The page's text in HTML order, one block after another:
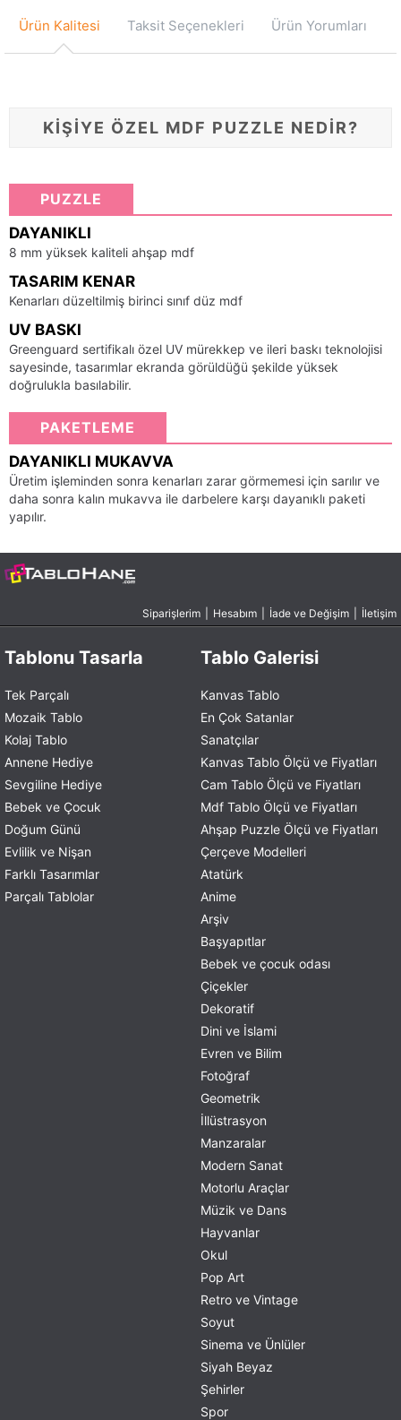
Ürün Kalitesi Taksit Seçenekleri Ürün Yorumları
KİŞİYE ÖZEL MDF PUZZLE NEDİR?
PUZZLE
DAYANIKLI
8 mm yüksek kaliteli ahşap mdf
TASARIM KENAR
Kenarları düzeltilmiş birinci sınıf düz mdf
UV BASKI
Greenguard sertifikalı özel UV mürekkep ve ileri baskı teknolojisi
sayesinde, tasarımlar ekranda görüldüğü şekilde yüksek
doğrulukla basılabilir.
PAKETLEME
DAYANIKLI MUKAVVA
Üretim işleminden sonra kenarları zarar görmemesi için sarılır ve
daha sonra kalın mukavva ile darbelere karşı dayanıklı paketi
yapılır.
Siparişlerim Hesabım İade ve Değişim İletişim
Tablonu Tasarla
Tek Parçalı
Mozaik Tablo
Kolaj Tablo
Annene Hediye
Sevgiline Hediye
Bebek ve Çocuk
Doğum Günü
Evlilik ve Nişan
Farklı Tasarımlar
Parçalı Tablolar
Tablo Galerisi
Kanvas Tablo
En Çok Satanlar
Sanatçılar
Kanvas Tablo Ölçü ve Fiyatları
Cam Tablo Ölçü ve Fiyatları
Mdf Tablo Ölçü ve Fiyatları
Ahşap Puzzle Ölçü ve Fiyatları
Çerçeve Modelleri
Atatürk
Anime
Arşiv
Başyapıtlar
Bebek ve çocuk odası
Çiçekler
Dekoratif
Dini ve İslami
Evren ve Bilim
Fotoğraf
Geometrik
İllüstrasyon
Manzaralar
Modern Sanat
Motorlu Araçlar
Müzik ve Dans
Hayvanlar
Okul
Pop Art
Retro ve Vintage
Soyut
Sinema ve Ünlüler
Siyah Beyaz
Şehirler
Spor